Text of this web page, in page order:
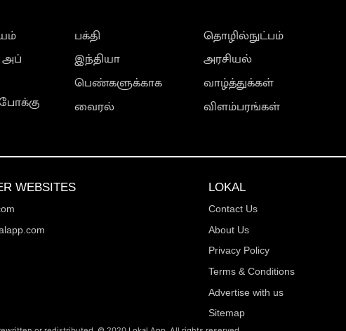
அப்
பக்தி
இந்தியா
பெண்களுக்காக
வைரல்
தொழில்நுட்பம்
அரசியல்
வாழ்த்துக்கள்
விளம்பரங்கள்
WEBSITES LOKAL
Contact Us
About Us
Privacy Policy
Terms & Conditions
Advertise with us
Sitemap